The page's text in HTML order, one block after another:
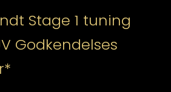
Stage 1 tuning
Godkendelses